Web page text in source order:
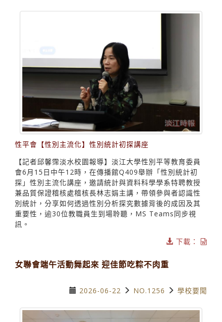
性平會【性別主流化】性別統計初探講座
【記者邱馨霈淡水校園報導】淡江大學性別平等教育委員
會6月15日中午12時，在傳播館Q409舉辦「性別統計初
探」性別主流化講座，邀請統計與資料科學學系特聘教授
兼品質保證稽核處稽核長林志娟主講，帶領參與者認識性
別統計，分享如何透過性別分析探究數據背後的成因及其
重要性，逾30位教職員生到場聆聽，MS Teams同步視
訊。
下載：
女聯會端午活動舞起來 迎佳節吃粽不肉重
2026-06-22 NO.1256 學校要聞